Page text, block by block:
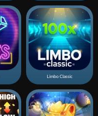
Limbo Classic